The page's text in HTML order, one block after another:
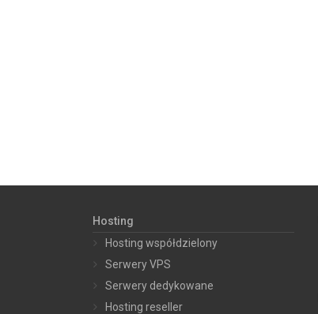
Hosting
Hosting współdzielony
Serwery VPS
Serwery dedykowane
Hosting reseller